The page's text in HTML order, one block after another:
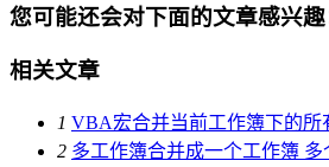
您可能还会对下面的文章感兴趣
相关文章
1 VBA宏合并当前工作簿下的所
2 多工作簿合并成一个工作簿